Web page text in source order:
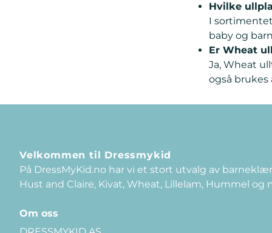
Hvilke
I
baby og
Er Wheat
Ja, Wheat
også brukes
Velkommen til Dressmykid
På DressMyKid.no har vi et stort utvalg av
Hust and Claire, Kivat, Wheat, Lillelam, Hummel
Om oss